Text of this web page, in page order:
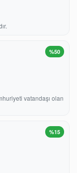
%50
vatandaşı olan
%15